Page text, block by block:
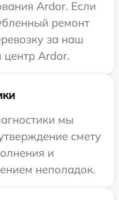
Ardor. Если
ремонт
за наш
центр Ardor.
мы
смету
и
неполадок.